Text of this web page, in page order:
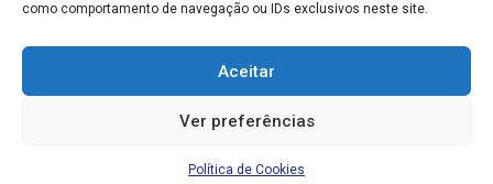
como comportamento de navegação ou IDs exclusivos neste site.
Aceitar
Ver preferências
Política de Cookies
Entre em contato